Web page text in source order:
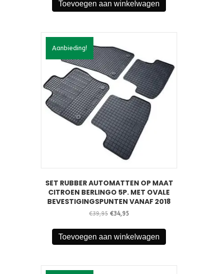
€39,95.€34,95.
Toevoegen aan winkelwagen
Aanbieding!
SET RUBBER AUTOMATTEN OP MAAT
CITROEN BERLINGO 5P. MET OVALE
BEVESTIGINGSPUNTEN VANAF 2018
€39,95 Oorspronkelijke
was:
€39,95.
€34,95Huidige
is:
€34,95.
Toevoegen aan winkelwagen